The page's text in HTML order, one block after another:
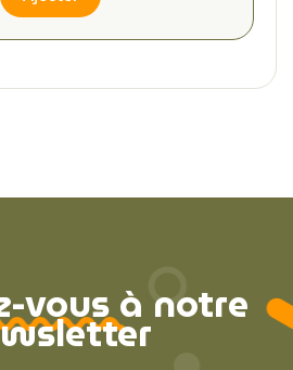
(2
vous à notre